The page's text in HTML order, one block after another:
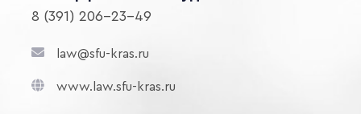
8 (391) 206-23-49
law@sfu-kras.ru
www.law.sfu-kras.ru